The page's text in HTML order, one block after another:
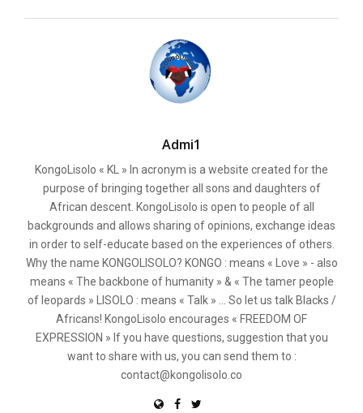
Admi1
KongoLisolo « KL » In acronym is a website created for the
purpose of bringing together all sons and daughters of
African descent. KongoLisolo is open to people of all
backgrounds and allows sharing of opinions, exchange ideas
in order to self-educate based on the experiences of others.
Why the name KONGOLISOLO? KONGO : means « Love » - also
means « The backbone of humanity » & « The tamer people
of leopards » LISOLO : means « Talk » ... So let us talk Blacks /
Africans! KongoLisolo encourages « FREEDOM OF
EXPRESSION » If you have questions, suggestion that you
want to share with us, you can send them to :
contact@kongolisolo.co